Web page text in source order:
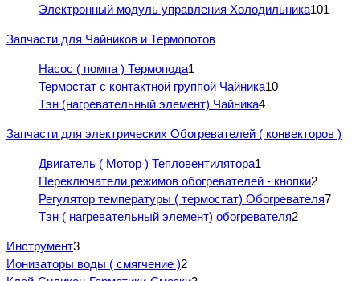
Электронный модуль управления Холодильника101
Запчасти для Чайников и Термопотов
Насос ( помпа ) Термопода1
Термостат с контактной группой Чайника10
Тэн (нагревательный элемент) Чайника4
Запчасти для электрических Обогревателей ( конвекторов )
Двигатель ( Мотор ) Тепловентилятора1
Переключатели режимов обогревателей - кнопки2
Регулятор температуры ( термостат) Обогревателя7
Тэн ( нагревательный элемент) обогревателя2
Инструмент3
Ионизаторы воды ( смягчение )2